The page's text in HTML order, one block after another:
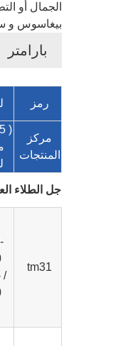
الجمال أو
بيغاسوس و
بارامتر
رمز
مركز
المنتجات
جل الطلاء
tm31